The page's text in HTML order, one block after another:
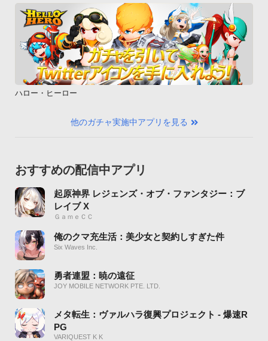
ハロー・ヒーロー
他のガチャ実施中アプリを見る
おすすめの配信中アプリ
起原神界 レジェンズ・オブ・ファンタジー：ブ
レイブ X
ＧａｍｅＣＣ
俺のクマ充生活：美少女と契約しすぎた件
Six Waves Inc.
勇者連盟：暁の遠征
JOY MOBILE NETWORK PTE. LTD.
メタ転生：ヴァルハラ復興プロジェクト - 爆速R
PG
VARIQUEST K K